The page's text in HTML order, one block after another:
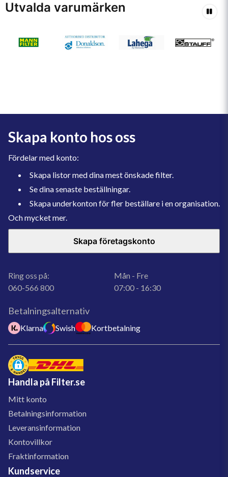
Utvalda varumärken
Skapa konto hos oss
Fördelar med konto:
Skapa listor med dina mest önskade filter.
Se dina senaste beställningar.
Skapa underkonton för fler beställare i en organisation.
Och mycket mer.
Skapa företagskonto
Ring oss på:
060-566 800
Mån - Fre
07:00 - 16:30
Betalningsalternativ
Klarna Swish Kortbetalning
Handla på Filter.se
Mitt konto
Betalningsinformation
Leveransinformation
Kontovillkor
Fraktinformation
Kundservice